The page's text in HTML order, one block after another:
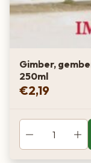
Gimber,
250ml
€2,19